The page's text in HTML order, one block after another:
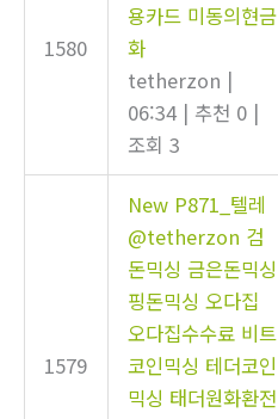
1580
용카드 미동의현금
화
tetherzon |
06:34 | 추천 0 |
조회 3
1579
New P871_텔레
@tetherzon 검
돈믹싱 금은돈믹싱
핑돈믹싱 오다집
오다집수수료 비트
코인믹싱 테더코인
믹싱 태더원화환전